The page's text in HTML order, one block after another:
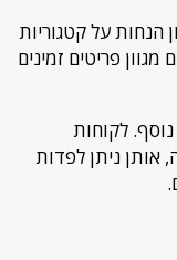
הנחות על קטגוריות
פריטים זמינים
נוסף. לקוחות
אותן ניתן לפדות